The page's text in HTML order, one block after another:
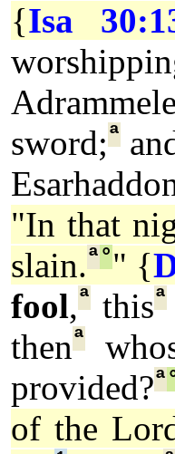
{Isa
sword;ª
"In that
slain.ª°" {
fool,ª thisª
thenª
provided?ª
of the